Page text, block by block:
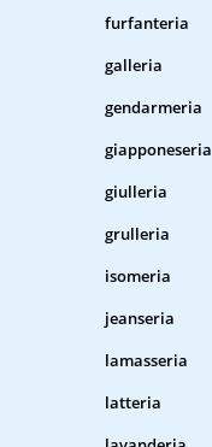
furfanteria
galleria
gendarmeria
giapponeseria
giulleria
grulleria
isomeria
jeanseria
lamasseria
latteria